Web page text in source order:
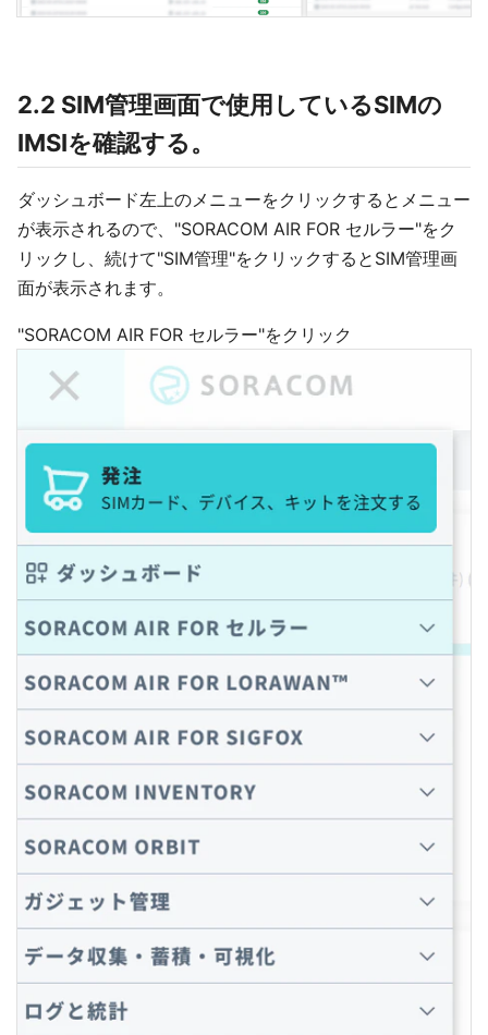
2.2 SIM管理画面で使用しているSIMの
IMSIを確認する。
ダッシュボード左上のメニューをクリックするとメニュー
が表示されるので、"SORACOM AIR FOR セルラー"をク
リックし、続けて"SIM管理"をクリックするとSIM管理画
面が表示されます。
"SORACOM AIR FOR セルラー"をクリック